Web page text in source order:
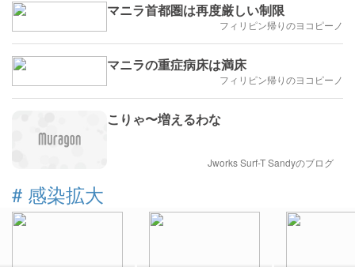
マニラ首都圏は再度厳しい制限
フィリピン帰りのヨコピーノ
マニラの重症病床は満床
フィリピン帰りのヨコピーノ
こりゃ〜増えるわな
Jworks Surf-T Sandyのブログ
# 感染拡大